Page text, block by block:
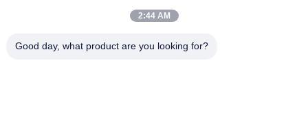
2:44 AM
Good day, what product are you looking for?